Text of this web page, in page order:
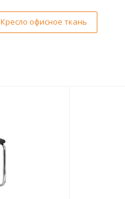
Кресло офисное ткань